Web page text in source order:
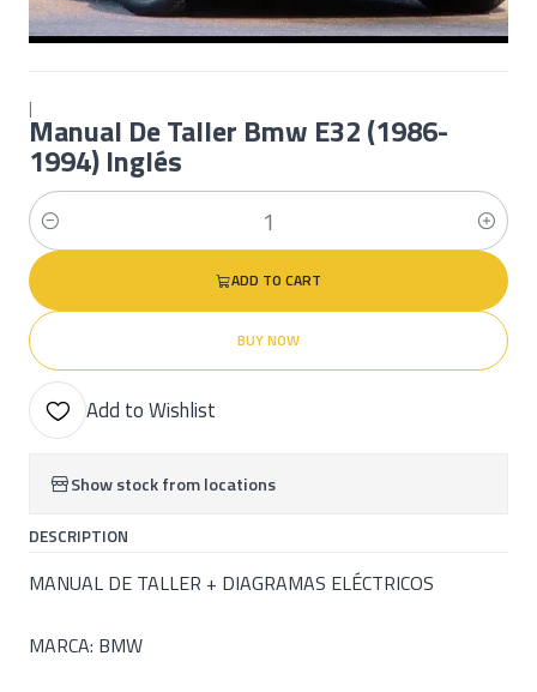
|
Manual De Taller Bmw E32 (1986-
1994) Inglés
Quantity
ADD TO CART
BUY NOW
Add to Wishlist
Show stock from locations
DESCRIPTION
MANUAL DE TALLER + DIAGRAMAS ELÉCTRICOS
MARCA: BMW